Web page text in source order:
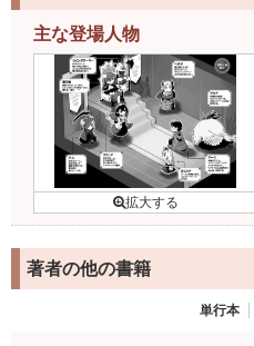
主な登場人物
著者の他の書籍
単行本